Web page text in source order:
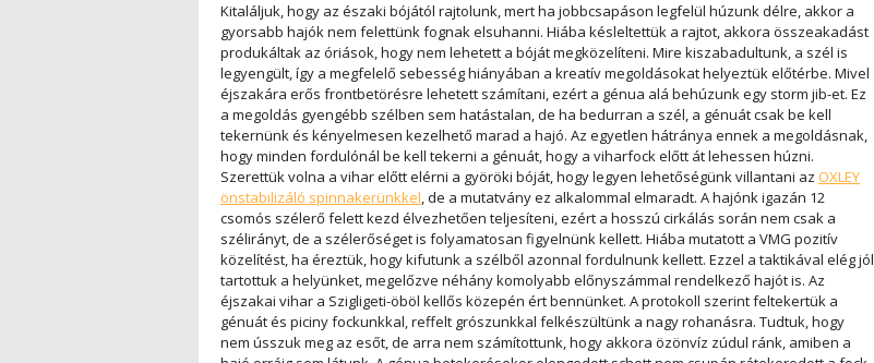
Kitaláljuk, hogy az északi bójától rajtolunk, mert ha jobbcsapáson legfelül húzunk délre, akkor a
gyorsabb hajók nem felettünk fognak elsuhanni. Hiába késleltettük a rajtot, akkora összeakadást
produkáltak az óriások, hogy nem lehetett a bóját megközelíteni. Mire kiszabadultunk, a szél is
legyengült, így a megfelelő sebesség hiányában a kreatív megoldásokat helyeztük előtérbe. Mivel
éjszakára erős frontbetörésre lehetett számítani, ezért a génua alá behúzunk egy storm jib-et. Ez
a megoldás gyengébb szélben sem hatástalan, de ha bedurran a szél, a génuát csak be kell
tekernünk és kényelmesen kezelhető marad a hajó. Az egyetlen hátránya ennek a megoldásnak,
hogy minden fordulónál be kell tekerni a génuát, hogy a viharfock előtt át lehessen húzni.
Szerettük volna a vihar előtt elérni a györöki bóját, hogy legyen lehetőségünk villantani az OXLEY
önstabilizáló spinnakerünkkel, de a mutatvány ez alkalommal elmaradt. A hajónk igazán 12
csomós szélerő felett kezd élvezhetően teljesíteni, ezért a hosszú cirkálás során nem csak a
szélirányt, de a szélerőséget is folyamatosan figyelnünk kellett. Hiába mutatott a VMG pozitív
közelítést, ha éreztük, hogy kifutunk a szélből azonnal fordulnunk kellett. Ezzel a taktikával elég jól
tartottuk a helyünket, megelőzve néhány komolyabb előnyszámmal rendelkező hajót is. Az
éjszakai vihar a Szigligeti-öböl kellős közepén ért bennünket. A protokoll szerint feltekertük a
génuát és piciny fockunkkal, reffelt grószunkkal felkészültünk a nagy rohanásra. Tudtuk, hogy
nem ússzuk meg az esőt, de arra nem számítottunk, hogy akkora özönvíz zúdul ránk, amiben a